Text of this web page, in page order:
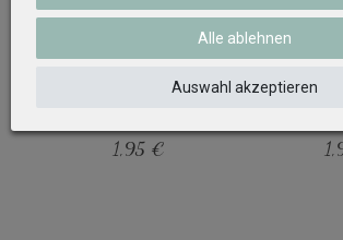
Luftballon Ballon Weiß Latex
1,95 €
Luftballon
Alle ablehnen
Auswahl akzeptieren